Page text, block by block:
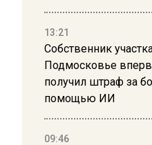
13:21
Собственник
Подмосковье
получил штраф за
помощью ИИ
09:46